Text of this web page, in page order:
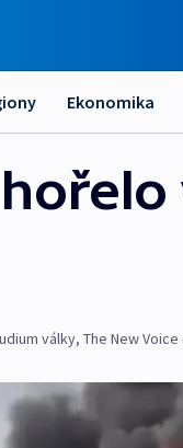
Ekonomika
války, The New